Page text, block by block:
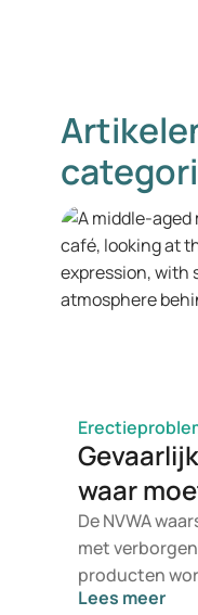
waar
De NVWA
met
producten
supplement,
Lees meer